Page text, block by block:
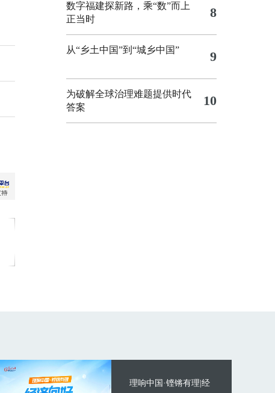
数字福建探新路，乘“数”而上
正当时
8
从“乡土中国”到“城乡中国” 9
为破解全球治理难题提供时代
答案
10
理响中国·铿锵有理|经